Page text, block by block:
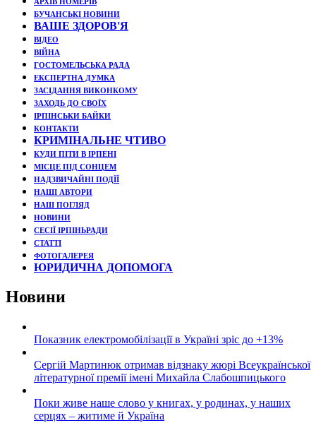
БУЧАНСЬКІ НОВИНИ
ВАШЕ ЗДОРОВ'Я
ВІДЕО
ВІЙНА
ГОСТОМЕЛЬСЬКА РАДА
ЕКСПЕРТНА ДУМКА
ЗАСІДАННЯ ВИКОНКОМУ
ЗАХОДЬ ДО СВОЇХ
ІРПІНСЬКИ БАЙКИ
КОНТАКТИ
КРИМІНАЛЬНЕ ЧТИВО
КУДИ ПІТИ В ІРПЕНІ
МІСЦЕ ПІД СОНЦЕМ
НАДЗВИЧАЙНІ ПОДЇЇ
НАШІ АВТОРИ
НАШ ПОГЛЯД
НОВИНИ
СЕСІЇ ІРПІНЬРАДИ
СТАТТІ
ФОТОГАЛЕРЕЯ
ЮРИДИЧНА ДОПОМОГА
Новини
Показник електромобілізації в Україні зріс до +13%
Сергій Мартинюк отримав відзнаку жюрі Всеукраїнської
літературної премії імені Михайла Слабошпицького
Поки живе наше слово у книгах, у родинах, у наших
серцях – житиме й Україна